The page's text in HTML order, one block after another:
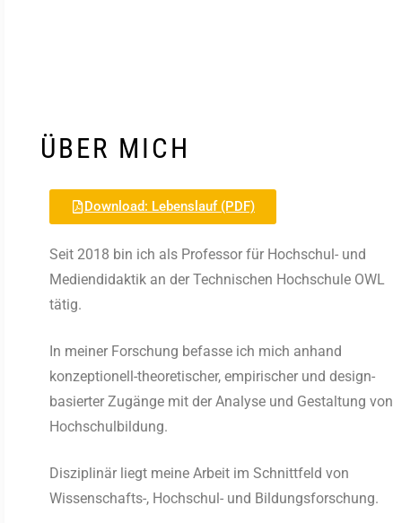
ÜBER MICH
Download: Lebenslauf (PDF)
Seit 2018 bin ich als Professor für Hochschul- und
Mediendidaktik an der Technischen Hochschule OWL
tätig.
In meiner Forschung befasse ich mich anhand
konzeptionell-theoretischer, empirischer und design-
basierter Zugänge mit der Analyse und Gestaltung von
Hochschulbildung.
Disziplinär liegt meine Arbeit im Schnittfeld von
Wissenschafts-, Hochschul- und Bildungsforschung.